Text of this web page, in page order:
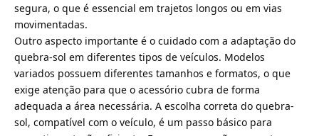
segura, o que é essencial em trajetos longos ou em vias
movimentadas.
Outro aspecto importante é o cuidado com a adaptação do
quebra-sol em diferentes tipos de veículos. Modelos
variados possuem diferentes tamanhos e formatos, o que
exige atenção para que o acessório cubra de forma
adequada a área necessária. A escolha correta do quebra-
sol, compatível com o veículo, é um passo básico para